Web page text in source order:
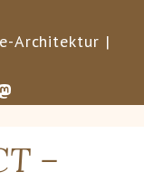
Architektur |
–